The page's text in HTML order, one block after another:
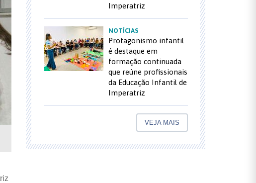
Imperatriz
NOTÍCIAS
Protagonismo infantil
é destaque em
formação continuada
que reúne profissionais
da Educação Infantil de
Imperatriz
VEJA MAIS